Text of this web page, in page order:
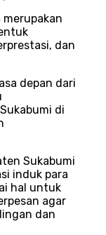
dan
depan dari
di
Sukabumi
induk para
hal untuk
agar
dan